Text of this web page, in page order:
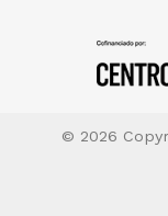
© 2026